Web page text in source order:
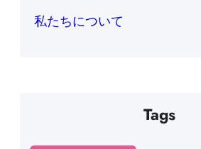
私たちについて
Tags